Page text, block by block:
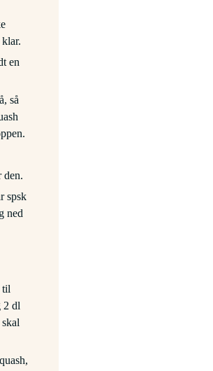
en
så
den.
spsk
ned
til
2 dl